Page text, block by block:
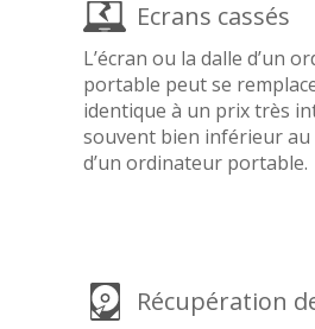
Ecrans cassés
L’écran ou la dalle d’un
portable peut se
identique à un prix très
souvent bien inférieur
d’un ordinateur portable.
Récupération